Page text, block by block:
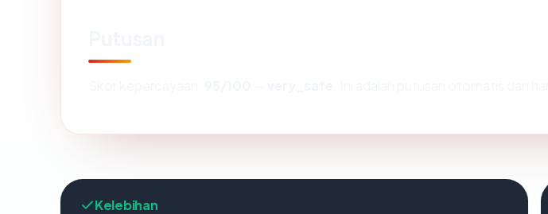
Kelebihan